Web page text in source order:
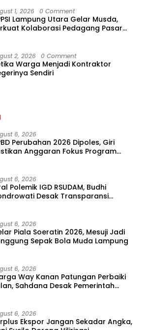
1, 2026 0 Comment
Lampung Utara Gelar Musda,
Kolaborasi Pedagang Pasar
2, 2026 0 Comment
Warga Menjadi Kontraktor
Sendiri
6, 2026
Perubahan 2026 Dipoles, Giri
Anggaran Fokus Program
6, 2026
Polemik IGD RSUDAM, Budhi
Desak Transparansi
6, 2026
Piala Soeratin 2026, Mesuji Jadi
Sepak Bola Muda Lampung
6, 2026
Way Kanan Patungan Perbaiki
Sahdana Desak Pemerintah
6, 2026
Ekspor Jangan Sekadar Angka,